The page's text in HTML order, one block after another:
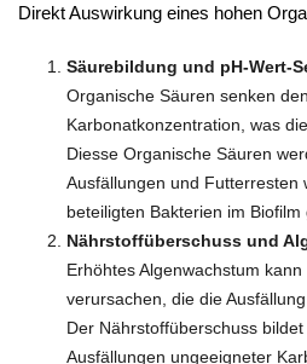
Direkt Auswirkung eines hohen
Säurebildung und pH-Wert-
Organische Säuren senken
Karbonatkonzentration, was
Diesse Organische Säuren
Ausfällungen und Futterresten
beteiligten Bakterien im Biofilm
Nährstoffüberschuss und
Erhöhtes Algenwachstum
verursachen, die die
Der Nährstoffüberschuss
Ausfällungen ungeeigneter